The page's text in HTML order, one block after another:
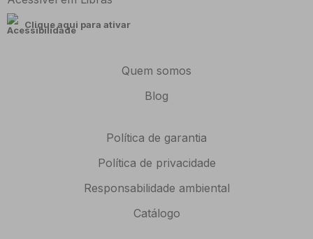
Clique aqui para ativar
Quem somos
Blog
Política de garantia
Política de privacidade
Responsabilidade ambiental
Catálogo